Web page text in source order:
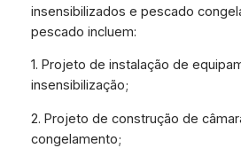
insensibilizados e pescado
pescado incluem:
1. Projeto de instalação de
insensibilização;
2. Projeto de construção de
congelamento;